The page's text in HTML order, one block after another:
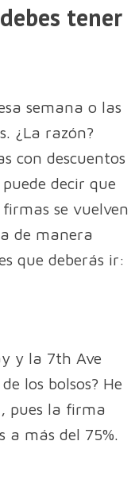
tener
semana o las
¿La razón?
con descuentos
decir que
se vuelven
de manera
que deberás ir:
y la 7th Ave
los bolsos? He
pues la firma
a más del 75%.